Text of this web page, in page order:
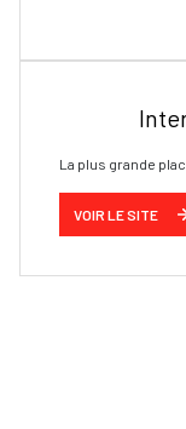
La plus grande
VOIR LE SITE